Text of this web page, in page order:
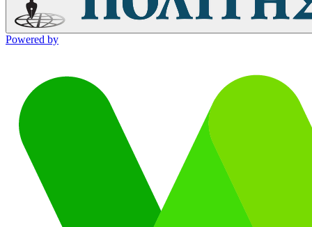
Powered by